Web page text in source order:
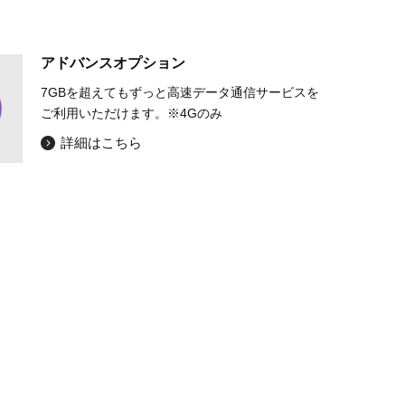
アドバンスオプション
7GBを超えてもずっと高速データ通信サービスを
ご利用いただけます。※4Gのみ
詳細はこちら